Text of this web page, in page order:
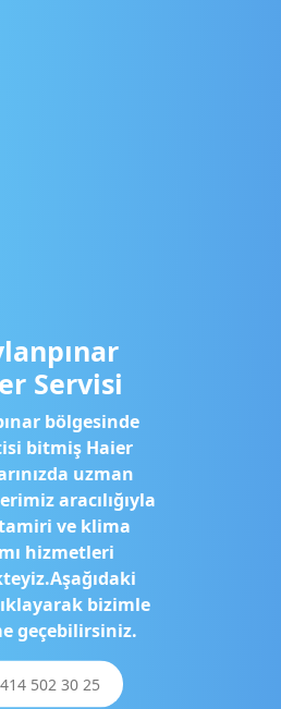
Servisi
bölgesinde
bitmiş Haier
uzman
aracılığıyla
ve klima
hizmetleri
bizimle
geçebilirsiniz.
502 30 25